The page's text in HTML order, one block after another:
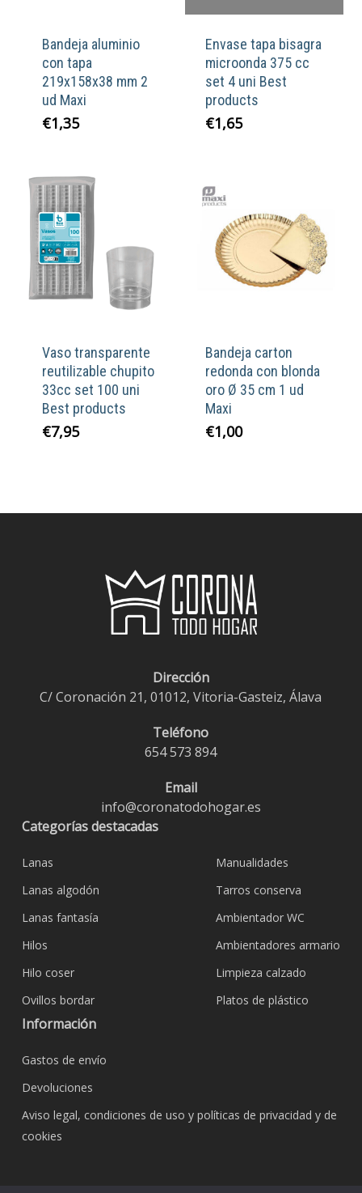
Bandeja aluminio
con tapa
219x158x38 mm 2
ud Maxi
€1,35
Envase tapa bisagra
microonda 375 cc
set 4 uni Best
products
€1,65
Vaso transparente
reutilizable chupito
33cc set 100 uni
Best products
€7,95
Bandeja carton
redonda con blonda
oro Ø 35 cm 1 ud
Maxi
€1,00
Dirección
C/ Coronación 21, 01012, Vitoria-Gasteiz, Álava
Teléfono
654 573 894
Email
info@coronatodohogar.es
Categorías destacadas
Lanas
Lanas algodón
Lanas fantasía
Hilos
Hilo coser
Ovillos bordar
Manualidades
Tarros conserva
Ambientador WC
Ambientadores armario
Limpieza calzado
Platos de plástico
Información
Gastos de envío
Devoluciones
Aviso legal, condiciones de uso y políticas de privacidad y de
cookies